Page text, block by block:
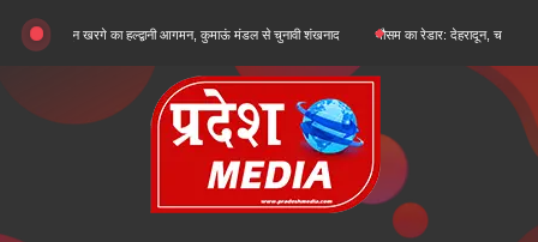
Skip
content
खरगे का हल्द्वानी आगमन, कुमाऊं मंडल से चुनावी शंखनाद मौसम का रेडार: देहरादून, चमोली और बागेश्वर